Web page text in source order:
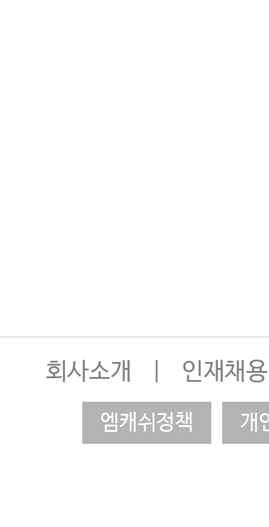
회사소개 인재채용
엠캐쉬정책 개